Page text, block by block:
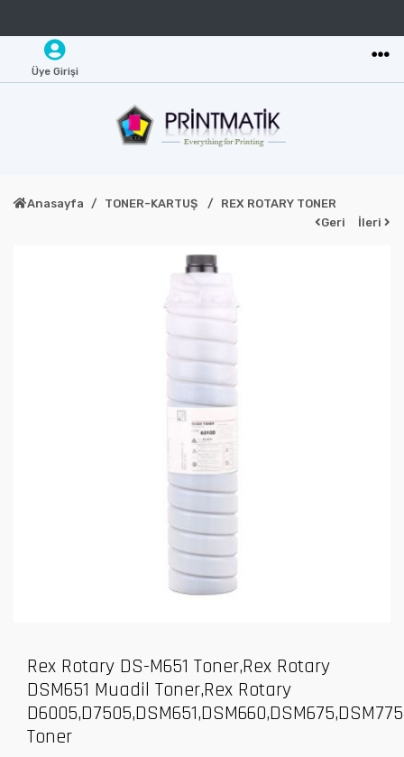
Üye Girişi
Anasayfa TONER-KARTUŞ
REX ROTARY TONER
Geri
İleri
Rex Rotary DS-M651 Toner,Rex Rotary
DSM651 Muadil Toner,Rex Rotary
Toner